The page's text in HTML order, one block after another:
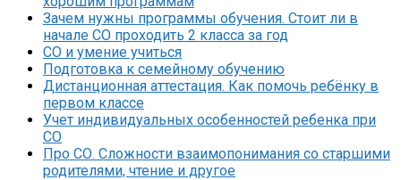
Зачем нужны программы обучения. Стоит ли в
начале СО проходить 2 класса за год
СО и умение учиться
Подготовка к семейному обучению
Дистанционная аттестация. Как помочь ребёнку в
первом классе
Учет индивидуальных особенностей ребенка при
СО
Про СО. Сложности взаимопонимания со старшими
родителями, чтение и другое